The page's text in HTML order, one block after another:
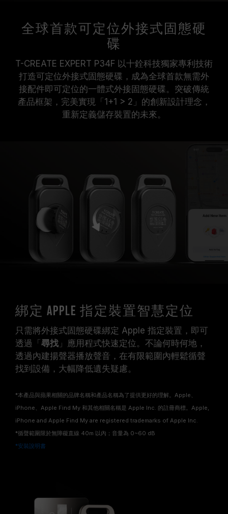
全球首款可定位外接式固態硬
碟
T-CREATE EXPERT P34F 以十銓科技獨家專利技術
打造可定位外接式固態硬碟，成為全球首款無需外
接配件即可定位的一體式外接固態硬碟。突破傳統
產品框架，完美實現「1+1 > 2」的創新設計理念，
重新定義儲存裝置的未來。
綁定 Apple 指定裝置智慧定位
只需將外接式固態硬碟綁定 Apple 指定裝置，即可
透過「 尋找 」應用程式快速定位。不論何時何地，
透過內建揚聲器播放聲音，在有限範圍內輕鬆循聲
找到設備，大幅降低遺失疑慮。
*本產品與蘋果相關的品牌名稱和產品名稱為了提供更好的理解。Apple、
iPhone、Apple Find My 和其他相關名稱是 Apple Inc. 的註冊商標。Apple,
iPhone and Apple Find My are registered trademarks of Apple Inc.
*循聲範圍限於無障礙直線 40m 以內；音量為 0~60 dB
*安裝說明書